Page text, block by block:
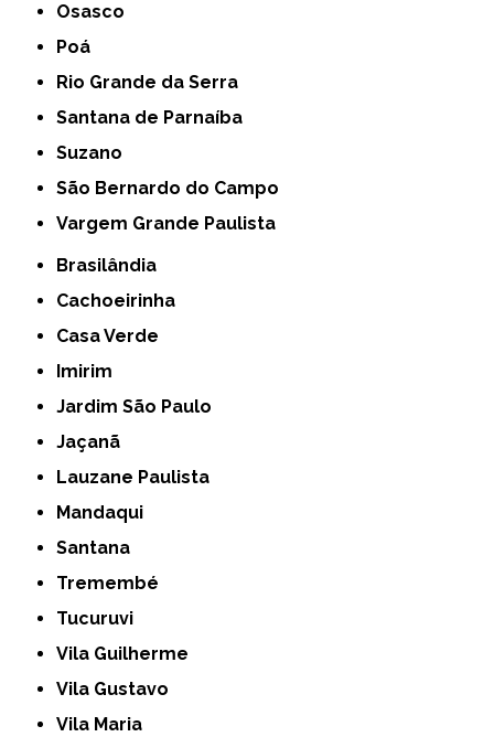
Osasco
Poá
Rio Grande da Serra
Santana de Parnaíba
Suzano
São Bernardo do Campo
Vargem Grande Paulista
Brasilândia
Cachoeirinha
Casa Verde
Imirim
Jardim São Paulo
Jaçanã
Lauzane Paulista
Mandaqui
Santana
Tremembé
Tucuruvi
Vila Guilherme
Vila Gustavo
Vila Maria